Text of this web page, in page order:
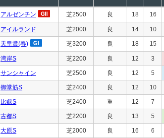
アルゼンチン 芝2500 良 18 16
アイルランド 芝2000 良 14 10
天皇賞(春) 芝3200 良 18 15
湾岸S 芝2200 良 12 3
サンシャイン 芝2500 良 12 5
御堂筋S 芝2400 良 12 10
比叡S 芝2400 重 12 7
古都S 芝2200 良 13 5
大原S 芝2000 良 16 6